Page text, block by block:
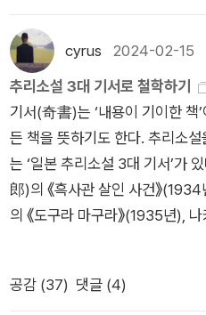
대 후반부터 장르의 확장과 함께
리소설은 한국, 중국 등을 비롯해
문에, 동아시아권에서는 ‘이 장
>을 사용한다.이러한 내용을 통
수 있다. 또한 ‘링컨 라임 시리즈
제프리 디버의 북리포터 인터뷰
스터리의 차이’를 설명한다.“스
문을 던집니다. ‘앞으로 무슨 일
스터리는 이런 질문을 던지죠. ‘
다시 말하면, 미스터리는 독자와
죠.”우리는 제프리 디버의 이 말
이트 운영자, 편집자, 기획자로
고스란히 겪으면서, 그 경험과 깨
을 다했다. 이 책을 통해 미스터
하게 된다면, 취향에 맞는 작품들
어갈 수 있을 것이다. (중략) 누군
에 예전보다 더 관심을 갖게 된
다.라고 밝히고 있습니다.추리소
란 어떤 장르인지 그리고 어떤
다.by caspi
cyrus 2024-02-15
추리소설 3대 기서로 철학하기
기서(奇書)는 ‘내용이 기이한 책
든 책을 뜻하기도 한다. 추리소
는 ‘일본 추리소설 3대 기서’가
郎)의 《흑사관 살인 사건》
의 《도구라 마구라》(1935년),
로, 김선영 옮김 《흑사관 살인 사
공감 (37) 댓글 (4)